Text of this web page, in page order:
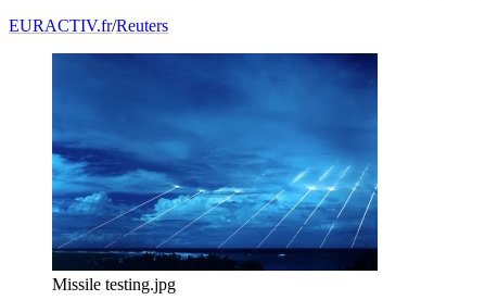
EURACTIV.fr/Reuters
Missile testing.jpg